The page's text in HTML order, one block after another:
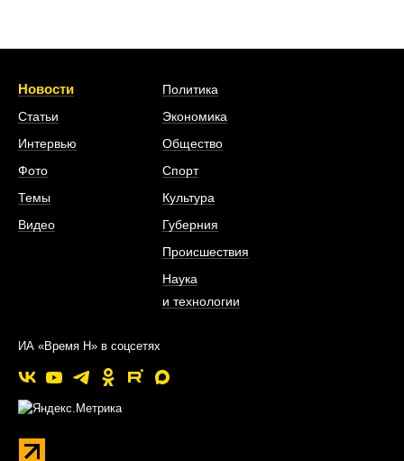
Новости
Статьи
Интервью
Фото
Темы
Видео
Политика
Экономика
Общество
Спорт
Культура
Губерния
Происшествия
Наука
и технологии
ИА «Время Н» в соцсетях